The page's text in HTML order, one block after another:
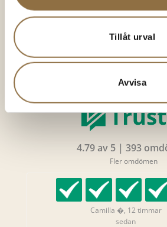
Tillåt urval
Avvisa
4.62av 5
49.00kr(50 gram)
980.00kr/kg
4.79 av 5 | 393
Fler omdömen
Camilla �, 12 timmar
sedan